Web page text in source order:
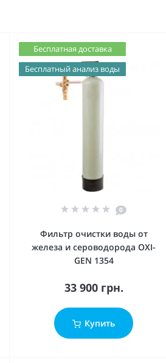
Бесплатная доставка
Бесплатный анализ воды
0
Фильтр очистки воды от
железа и сероводорода OXI-
GEN 1354
33 900 грн.
Купить